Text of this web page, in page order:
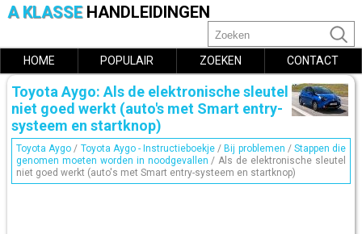
A KLASSE HANDLEIDINGEN
HOME POPULAIR ZOEKEN CONTACT
Toyota Aygo: Als de elektronische sleutel
niet goed werkt (auto's met Smart entry-
systeem en startknop)
Toyota Aygo / Toyota Aygo - Instructieboekje / Bij problemen / Stappen die
genomen moeten worden in noodgevallen / Als de elektronische sleutel
niet goed werkt (auto's met Smart entry-systeem en startknop)